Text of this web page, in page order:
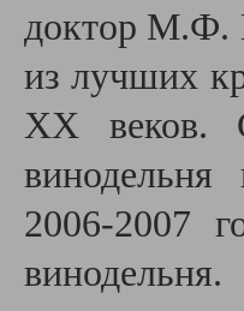
доктор М.Ф.
из лучших
ХХ веков.
винодельня
2006-2007